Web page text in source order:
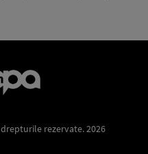
rezervate. 2026